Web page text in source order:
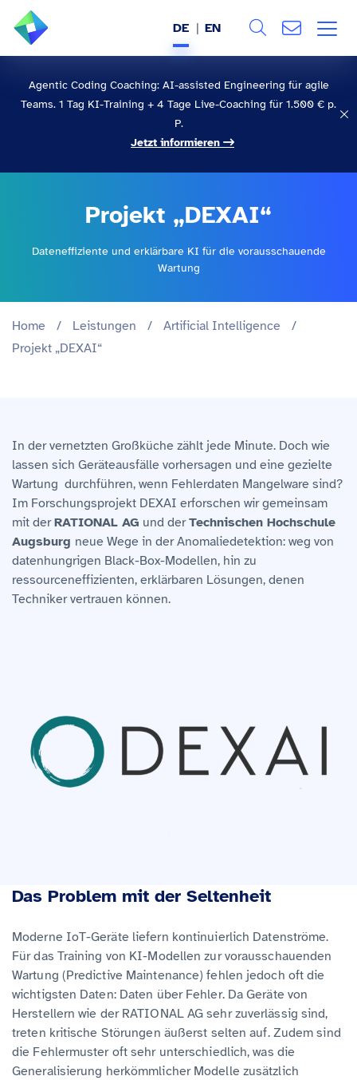
Agentic Coding Coaching: AI-assisted Engineering für agile
Teams. 1 Tag KI-Training + 4 Tage Live-Coaching für 1.500 € p.
P.
Jetzt informieren
ÜBER UNS
REFERENZEN
WISSEN & EVENTS
DE EN
Alle
Projekt „DEXAI“
Dateneffiziente und erklärbare KI für die vorausschauende
Wartung
Home / Leistungen / Artificial Intelligence
/
Projekt „DEXAI“
In der vernetzten Großküche zählt jede Minute. Doch wie
lassen sich Geräteausfälle vorhersagen und eine gezielte
Wartung durchführen, wenn Fehlerdaten Mangelware sind?
Im Forschungsprojekt DEXAI erforschen wir gemeinsam
mit derRATIONAL AG und derTechnischen Hochschule
Augsburg neue Wege in der Anomaliedetektion: weg von
datenhungrigen Black-Box-Modellen, hin zu
ressourceneffizienten, erklärbaren Lösungen, denen
Techniker vertrauen können.
Das Problem mit der Seltenheit
Moderne IoT-Geräte liefern kontinuierlich Datenströme.
Für das Training von KI-Modellen zur vorausschauenden
Wartung (Predictive Maintenance) fehlen jedoch oft die
wichtigsten Daten: Daten über Fehler. Da Geräte von
Herstellern wie der RATIONAL AG sehr zuverlässig sind,
treten kritische Störungen äußerst selten auf. Zudem sind
die Fehlermuster oft sehr unterschiedlich, was die
Generalisierung herkömmlicher Modelle zusätzlich